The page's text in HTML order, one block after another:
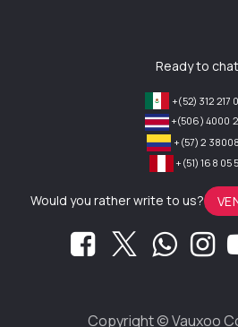
Ready to
+(52) 312 217
+(506) 4000
+(57) 2
+(51) 168 05
Would you rather write to us?
Copyright ©Vauxoo